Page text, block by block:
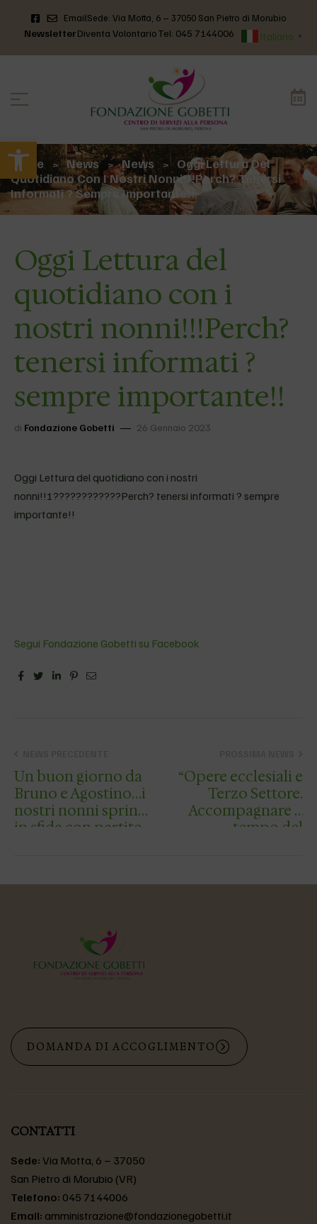
Apri la barra degli strumenti
EmailSede: Via Motta, 6 – 37050 San Pietro di Morubio
NewsletterDiventa VolontarioTel: 045 7144006 Italiano ▼
Home > News > News >
Oggi Lettura Del
Quotidiano Con I Nostri Nonni!!!Perch? Tenersi
Informati ? Sempre Importante!!
Oggi Lettura del
quotidiano con i
nostri nonni!!!Perch?
tenersi informati ?
sempre importante!!
di Fondazione Gobetti 26 Gennaio 2023
Oggi Lettura del quotidiano con i nostri
nonni!!!????????????Perch? tenersi informati ? sempre
importante!!
Segui Fondazione Gobetti su Facebook
FacebookTwitterLinkedinPinterest
Email
Un buon giorno da
Bruno e Agostino…i
nostri nonni sprint
in sfida con partite
“Opere ecclesiali e
Terzo Settore.
Accompagnare il
tempo del
DOMANDA DI ACCOGLIMENTO
CONTATTI
Sede: Via Motta, 6 – 37050
San Pietro di Morubio (VR)
Telefono: 045 7144006
Email: amministrazione@fondazionegobetti.it